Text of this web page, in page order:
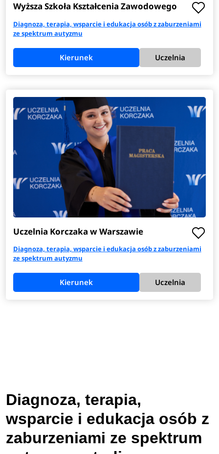
Wyższa Szkoła Kształcenia Zawodowego
Diagnoza, terapia, wsparcie i edukacja osób z zaburzeniami
ze spektrum autyzmu
Kierunek Uczelnia
Uczelnia Korczaka w Warszawie
Diagnoza, terapia, wsparcie i edukacja osób z zaburzeniami
ze spektrum autyzmu
Kierunek Uczelnia
Diagnoza, terapia,
wsparcie i edukacja osób z
zaburzeniami ze spektrum